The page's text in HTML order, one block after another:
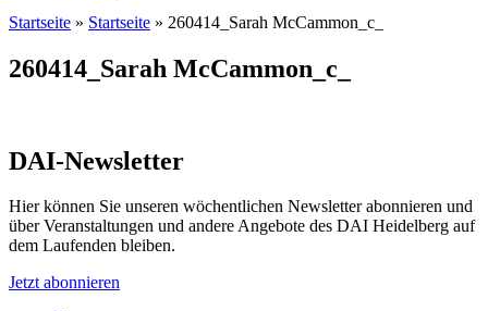
Startseite » Startseite » 260414_Sarah McCammon_c_
260414_Sarah McCammon_c_
DAI-Newsletter
Hier können Sie unseren wöchentlichen Newsletter abonnieren und
über Veranstaltungen und andere Angebote des DAI Heidelberg auf
dem Laufenden bleiben.
Jetzt abonnieren